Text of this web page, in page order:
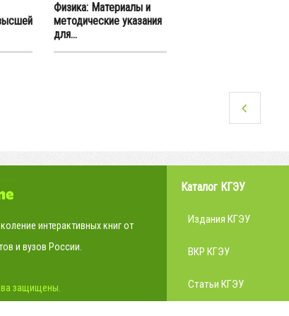
Физика: Материалы и
методические указания
для...
интерактивных книг от
и вузов России.
защищены.
Каталог КГЭУ
Издания КГЭУ
ВКР КГЭУ
Статьи КГЭУ